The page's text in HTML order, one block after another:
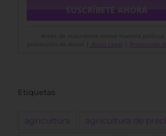
Aviso Legal Protección
Etiquetas
agricultura agricultura de